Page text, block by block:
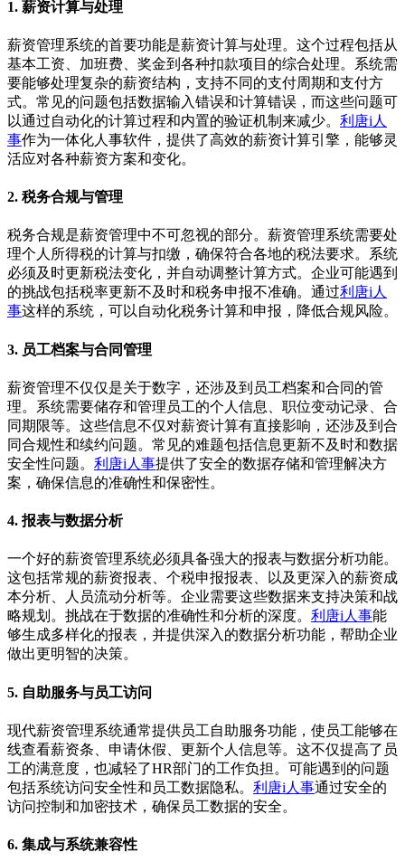
1. 薪资计算与处理
薪资管理系统的首要功能是薪资计算与处理。这个过程包括从
基本工资、加班费、奖金到各种扣款项目的综合处理。系统需
要能够处理复杂的薪资结构，支持不同的支付周期和支付方
式。常见的问题包括数据输入错误和计算错误，而这些问题可
以通过自动化的计算过程和内置的验证机制来减少。 利唐i人
事作为一体化人事软件，提供了高效的薪资计算引擎，能够灵
活应对各种薪资方案和变化。
2. 税务合规与管理
税务合规是薪资管理中不可忽视的部分。薪资管理系统需要处
理个人所得税的计算与扣缴，确保符合各地的税法要求。系统
必须及时更新税法变化，并自动调整计算方式。企业可能遇到
的挑战包括税率更新不及时和税务申报不准确。通过利唐i人
事这样的系统，可以自动化税务计算和申报，降低合规风险。
3. 员工档案与合同管理
薪资管理不仅仅是关于数字，还涉及到员工档案和合同的管
理。系统需要储存和管理员工的个人信息、职位变动记录、合
同期限等。这些信息不仅对薪资计算有直接影响，还涉及到合
同合规性和续约问题。常见的难题包括信息更新不及时和数据
安全性问题。 利唐i人事提供了安全的数据存储和管理解决方
案，确保信息的准确性和保密性。
4. 报表与数据分析
一个好的薪资管理系统必须具备强大的报表与数据分析功能。
这包括常规的薪资报表、个税申报报表、以及更深入的薪资成
本分析、人员流动分析等。企业需要这些数据来支持决策和战
略规划。挑战在于数据的准确性和分析的深度。 利唐i人事能
够生成多样化的报表，并提供深入的数据分析功能，帮助企业
做出更明智的决策。
5. 自助服务与员工访问
现代薪资管理系统通常提供员工自助服务功能，使员工能够在
线查看薪资条、申请休假、更新个人信息等。这不仅提高了员
工的满意度，也减轻了HR部门的工作负担。可能遇到的问题
包括系统访问安全性和员工数据隐私。 利唐i人事通过安全的
访问控制和加密技术，确保员工数据的安全。
6. 集成与系统兼容性